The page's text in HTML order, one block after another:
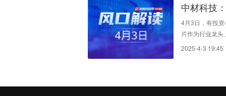
中材科技
全球第一
4月3日，有投
片作为行业龙
2025-4-3 19:45